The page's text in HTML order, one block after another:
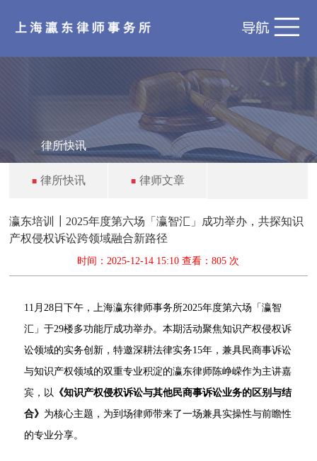
律所快讯
■ 律所快讯 ■ 律师文章
瀛东培训┃2025年度第六场「瀛智汇」成功举办，共探知识
产权侵权诉讼跨领域融合新路径
时间：2025-12-14 15:10 查看：805 次
11月28日下午，上海瀛东律师事务所2025年度第六场「瀛智
汇」于29楼多功能厅成功举办。本期活动聚焦知识产权侵权诉
讼领域的实务创新，特邀深耕法律实务15年，兼具民商事诉讼
与知识产权领域的双重专业积淀的瀛东律师陈峥嵘作为主讲嘉
宾，以 《知识产权侵权诉讼与其他民商事诉讼业务的区别与结
合》 为核心主题，为到场律师带来了一场兼具实操性与前瞻性
的专业分享。